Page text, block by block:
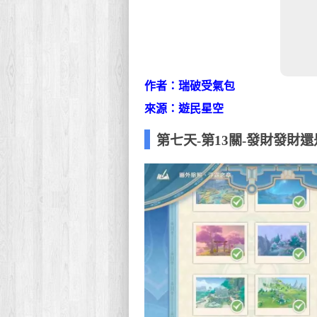
作者：瑞破受氣包
來源：遊民星空
第七天-第13關-發財發財